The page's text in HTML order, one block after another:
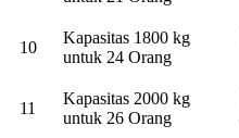
10
Kapasitas 1800 kg
untuk 24 Orang
11
Kapasitas 2000 kg
untuk 26 Orang